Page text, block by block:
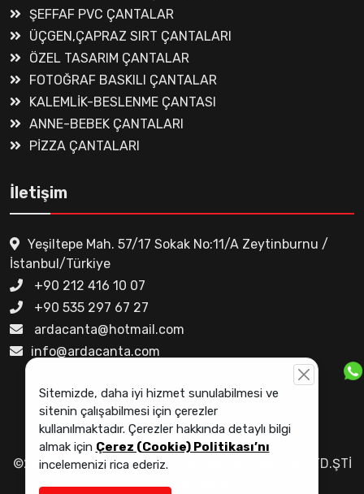
ŞEFFAF PVC ÇANTALAR
ÜÇGEN,ÇAPRAZ SIRT ÇANTALARI
ÖZEL TASARIM ÇANTALAR
FOTOĞRAF BASKILI ÇANTALAR
KALEMLİK-BESLENME ÇANTASI
ANNE-BEBEK ÇANTALARI
PİZZA ÇANTALARI
İletişim
Yeşiltepe Mah. 57/17 Sokak No:11/A Zeytinburnu /
İstanbul/Türkiye
+90 212 416 10 07
+90 535 297 67 27
ardacanta@hotmail.com
info@ardacanta.com
Çerez Politikası
©2024 - ARDA ÇANTACILIK VE REKLAM SAN.TİC.LTD.ŞTİ
Sitemizde, daha iyi hizmet sunulabilmesi ve
sitenin çalışabilmesi için çerezler
kullanılmaktadır. Çerezler hakkında detaylı bilgi
almak için Çerez (Cookie) Politikası’nı
incelemenizi rica ederiz.